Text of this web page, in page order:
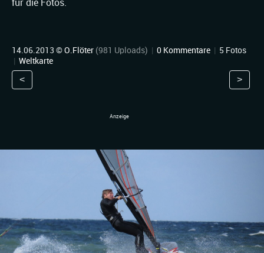
für die Fotos.
14.06.2013 ©O.Flöter (981 Uploads) | 0 Kommentare | 5 Fotos
| Weltkarte
< >